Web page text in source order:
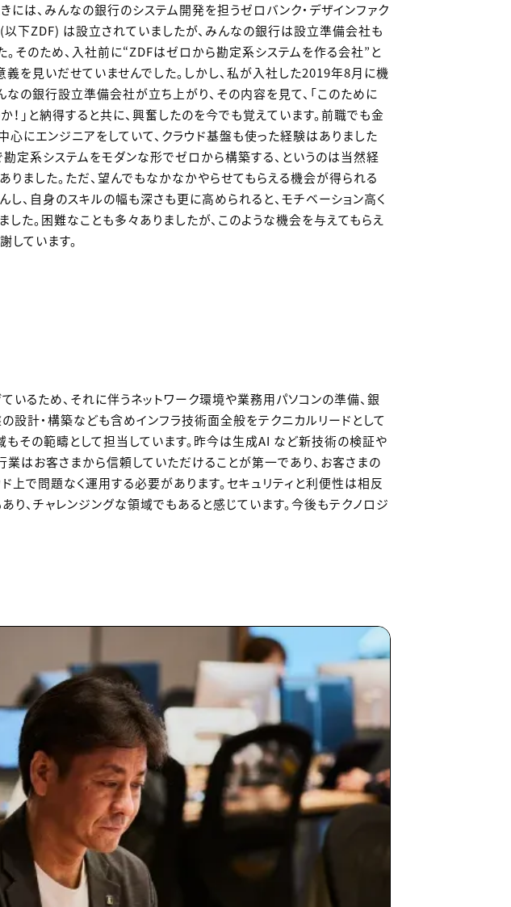
には、みんなの銀行のシステム開発を担うゼロバンク・デザインファク
以下ZDF) は設立されていましたが、みんなの銀行は設立準備会社も
。そのため、入社前に“ZDFはゼロから勘定系システムを作る会社”と
義を見いだせていませんでした。しかし、私が入社した2019年8月に機
なの銀行設立準備会社が立ち上がり、その内容を見て、「このために
！」と納得すると共に、興奮したのを今でも覚えています。前職でも金
心にエンジニアをしていて、クラウド基盤も使った経験はありました
勘定系システムをモダンな形でゼロから構築する、というのは当然経
りました。ただ、望んでもなかなかやらせてもらえる機会が得られる
し、自身のスキルの幅も深さも更に高められると、モチベーション高く
した。困難なことも多々ありましたが、このような機会を与えてもらえ
しています。
るため、それに伴うネットワーク環境や業務用パソコンの準備、銀
設計・構築なども含めインフラ技術面全般をテクニカルリードとして
もその範疇として担当しています。昨今は生成AI など新技術の検証や
はお客さまから信頼していただけることが第一であり、お客さまの
上で問題なく運用する必要があります。セキュリティと利便性は相反
り、チャレンジングな領域でもあると感じています。今後もテクノロジ